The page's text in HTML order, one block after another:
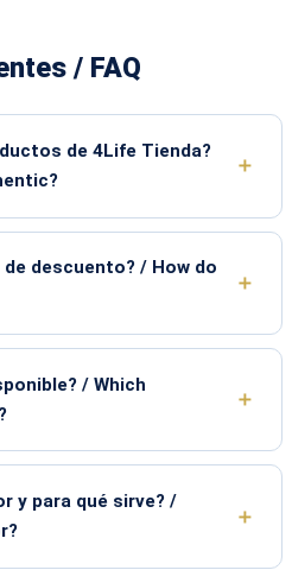
/ FAQ
de 4Life Tienda?
descuento? / How do
/ Which
y para qué sirve? /